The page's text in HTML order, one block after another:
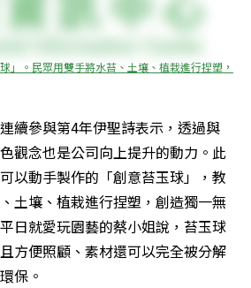
」。民眾用雙手將水苔、土壤、植栽進行捏塑，
續參與第4年伊聖詩表示，透過與
觀念也是公司向上提升的動力。此
以動手製作的「創意苔玉球」，教
土壤、植栽進行捏塑，創造獨一無
日就愛玩園藝的蔡小姐說，苔玉球
方便照顧、素材還可以完全被分解
保。